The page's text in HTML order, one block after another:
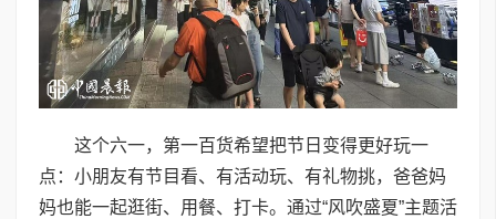
这个六一，第一百货希望把节日变得更好玩一
点：小朋友有节目看、有活动玩、有礼物挑，爸爸妈
妈也能一起逛街、用餐、打卡。通过“风吹盛夏”主题活